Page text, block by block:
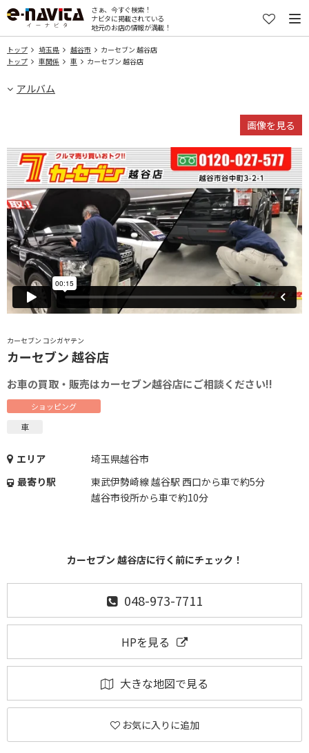
さぁ、今すぐ検索！
ナビタに掲載されている
地元のお店の情報が満載！
トップ 埼玉県 越谷市
カーセブン 越谷店
トップ
車関係 車 カーセブン 越谷店
アルバム
カーセブン コシガヤテン
カーセブン 越谷店
お車の買取・販売はカーセブン越谷店にご相談ください!!
ショッピング
車
エリア
埼玉県越谷市
最寄り駅
東武伊勢崎線 越谷駅 西口から車で約5分
越谷市役所から車で約10分
カーセブン 越谷店に行く前にチェック！
048-973-7711
HPを見る
大きな地図で見る
お気に入りに追加
画像を見る